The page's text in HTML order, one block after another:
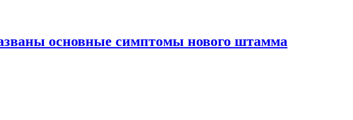
основные симптомы нового штамма